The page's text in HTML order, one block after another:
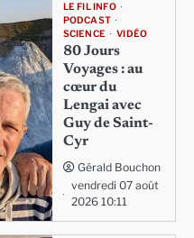
LE FIL INFO
PODCAST
SCIENCE
VIDÉO
80 Jours
Voyages : au
cœur du
Lengai avec
Guy de Saint-
Cyr
Gérald Bouchon
vendredi 07 août
2026 10:11